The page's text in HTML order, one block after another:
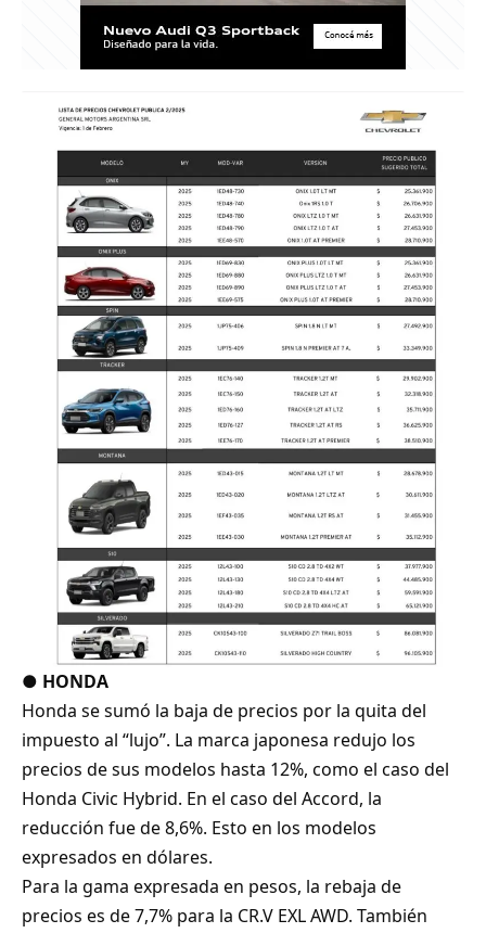
● HONDA
Honda se sumó la baja de precios por la quita del
impuesto al “lujo”. La marca japonesa redujo los
precios de sus modelos hasta 12%, como el caso del
Honda Civic Hybrid. En el caso del Accord, la
reducción fue de 8,6%. Esto en los modelos
expresados en dólares.
Para la gama expresada en pesos, la rebaja de
precios es de 7,7% para la CR.V EXL AWD. También